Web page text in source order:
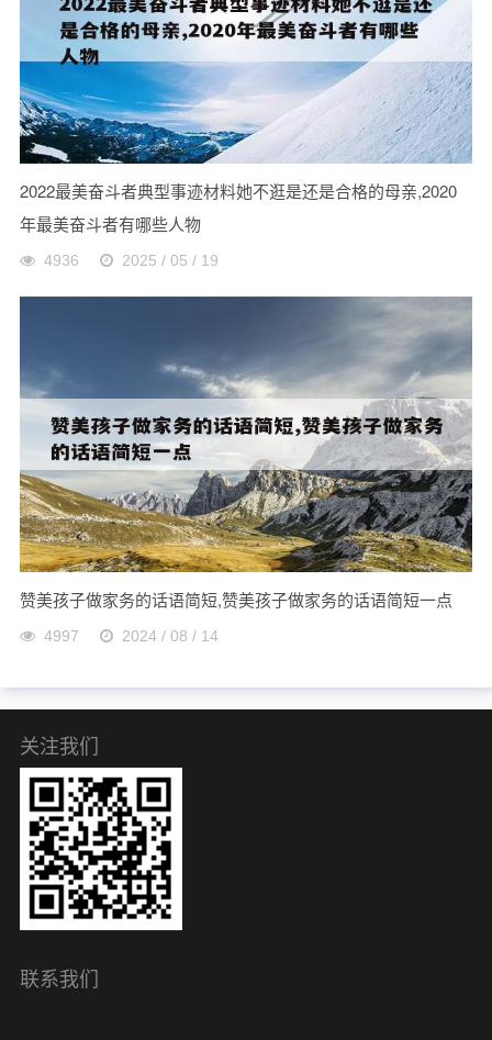
2022最美奋斗者典型事迹材料她不逛是还是合格的母亲,2020
年最美奋斗者有哪些人物
4936 2025 / 05 / 19
赞美孩子做家务的话语简短,赞美孩子做家务的话语简短一点
4997 2024 / 08 / 14
关注我们
联系我们